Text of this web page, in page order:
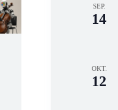
SEP.
14
OKT.
12